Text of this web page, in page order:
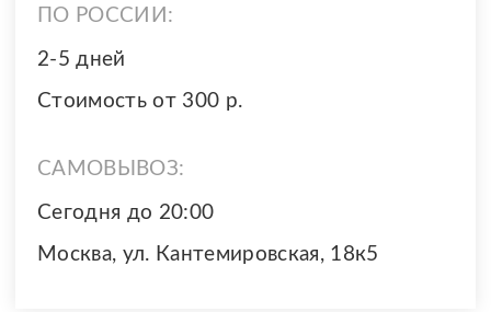
ПО РОССИИ:
2-5 дней
Стоимость от 300 р.
САМОВЫВОЗ:
Сегодня до 20:00
Москва, ул. Кантемировская, 18к5